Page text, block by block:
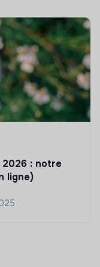
: notre
ligne)